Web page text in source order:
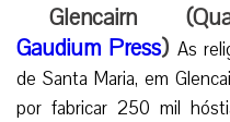
Glencairn
Gaudium Press) As
de Santa Maria, em
por fabricar 250 mil